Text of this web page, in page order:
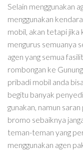
Selain menggunakan
menggunakan
mobil, akan tetapi jika
mengurus semuanya
agen yang semua
rombongan ke
pribadi mobil anda
begitu banyak
gunakan, namun
bromo sebaiknya
teman-teman yang
menggunakan agen